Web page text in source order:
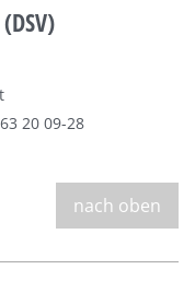
20 09-28
nach oben